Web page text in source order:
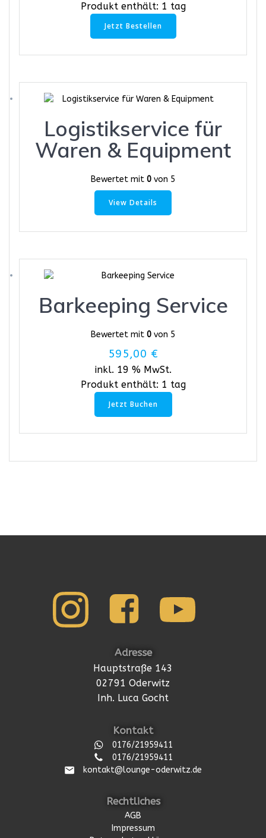
Produkt enthält: 1 tag
Jetzt Bestellen
Logistikservice für
Waren & Equipment
Bewertet mit 0 von 5
View Details
Barkeeping Service
Bewertet mit 0 von 5
595,00 €
inkl. 19 % MwSt.
Produkt enthält: 1 tag
Jetzt Buchen
Adresse
Hauptstraße 143
02791 Oderwitz
Inh. Luca Gocht
Kontakt
0176/21959411
0176/21959411
kontakt@lounge-oderwitz.de
Rechtliches
AGB
Impressum